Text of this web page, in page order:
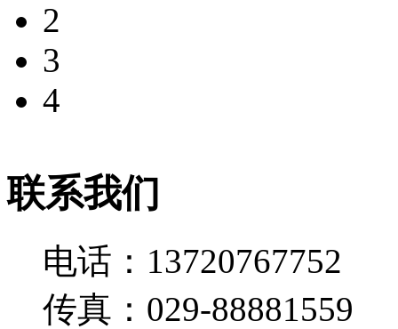
2
3
4
联系我们
电话：13720767752
传真：029-88881559